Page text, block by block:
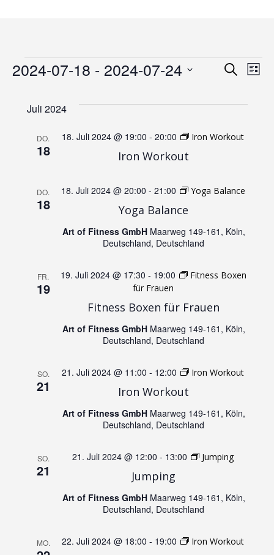
Veranstaltungen
V
e
r
n
s
a
t
u
g
e
n
u
SucheV
Liste
2024-07-18 - 2024-07-24
wählen.
Juli 2024
DO.
18 Iron Workout
18. Juli 2024 @ 19:00 - 20:00 Iron Workout
DO.
18 Yoga Balance
18. Juli 2024 @ 20:00 - 21:00 Yoga Balance
Art of Fitness GmbH Maarweg 149-161, Köln,
Deutschland, Deutschland
FR.
19
Fitness Boxen für Frauen
19. Juli 2024 @ 17:30 - 19:00
Fitness Boxen
für Frauen
Art of Fitness GmbH Maarweg 149-161, Köln,
Deutschland, Deutschland
SO.
21 Iron Workout
21. Juli 2024 @ 11:00 - 12:00 Iron Workout
Art of Fitness GmbH Maarweg 149-161, Köln,
Deutschland, Deutschland
SO.
21 Jumping
21. Juli 2024 @ 12:00 - 13:00 Jumping
Art of Fitness GmbH Maarweg 149-161, Köln,
Deutschland, Deutschland
MO. 22. Juli 2024 @ 18:00 - 19:00 Iron Workout